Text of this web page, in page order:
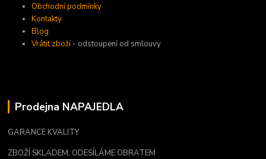
Obchodní podmínky
Kontakty
Blog
Vrátit zboží- odstoupení od smlouvy
Prodejna NAPAJEDLA
GARANCE KVALITY
ZBOŽÍ SKLADEM, ODESÍLÁME OBRATEM